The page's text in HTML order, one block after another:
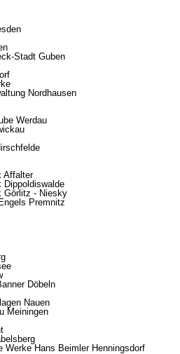
Stadt Guben
Nordhausen
Werdau
Affalter
Dippoldiswalde
Görlitz - Niesky
Premnitz
Döbeln
Nauen
Meiningen
Hans Beimler Henningsdorf